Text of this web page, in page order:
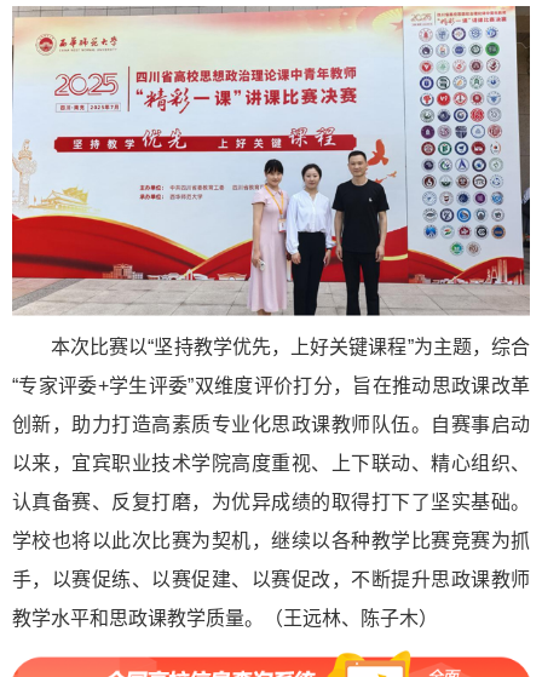
本次比赛以“坚持教学优先，上好关键课程”为主题，综合
“专家评委+学生评委”双维度评价打分，旨在推动思政课改革
创新，助力打造高素质专业化思政课教师队伍。自赛事启动
以来，宜宾职业技术学院高度重视、上下联动、精心组织、
认真备赛、反复打磨，为优异成绩的取得打下了坚实基础。
学校也将以此次比赛为契机，继续以各种教学比赛竞赛为抓
手，以赛促练、以赛促建、以赛促改，不断提升思政课教师
教学水平和思政课教学质量。（王远林、陈子木）